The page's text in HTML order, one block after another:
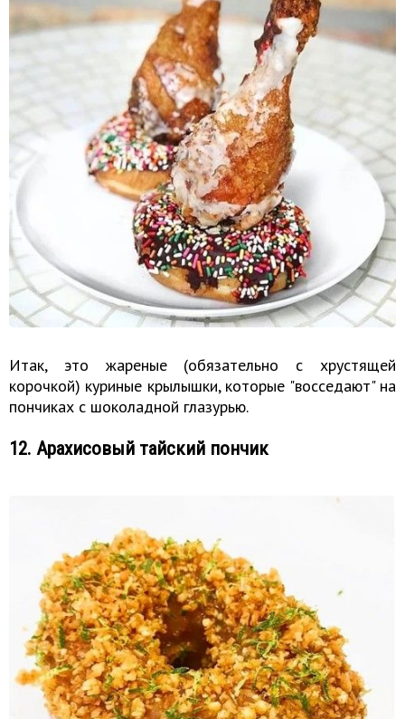
Итак, это жареные (обязательно с хрустящей
корочкой) куриные крылышки, которые "восседают" на
пончиках с шоколадной глазурью.
12. Арахисовый тайский пончик